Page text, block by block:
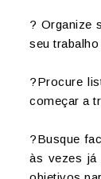
? Organize
seu
?Procure
começar a
?Busque
às vezes já